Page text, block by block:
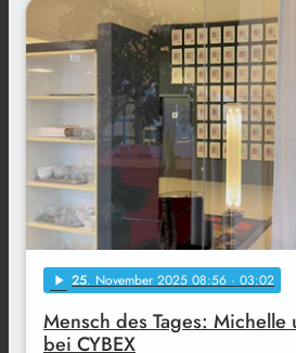
play_arrow 25. November 2025 08:56 · 03:02
Mensch des Tages: Michelle
bei CYBEX